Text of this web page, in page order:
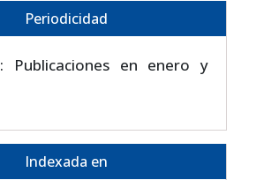
Periodicidad
: Publicaciones en enero y
Indexada en